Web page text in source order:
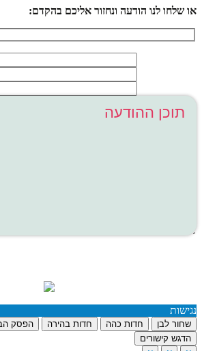
או שלחו לנו הודעה ונחזור אליכם בהקדם:
נגישות
שחור לבן חדות כהה חדות בהירה הפסק
הדגש קישורים